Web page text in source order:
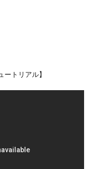
ートリアル】